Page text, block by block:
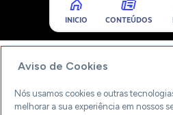
INICIO CONTEÚDOS
Aviso de Cookies
Nós usamos cookies e outras
melhorar a sua experiência em nossos